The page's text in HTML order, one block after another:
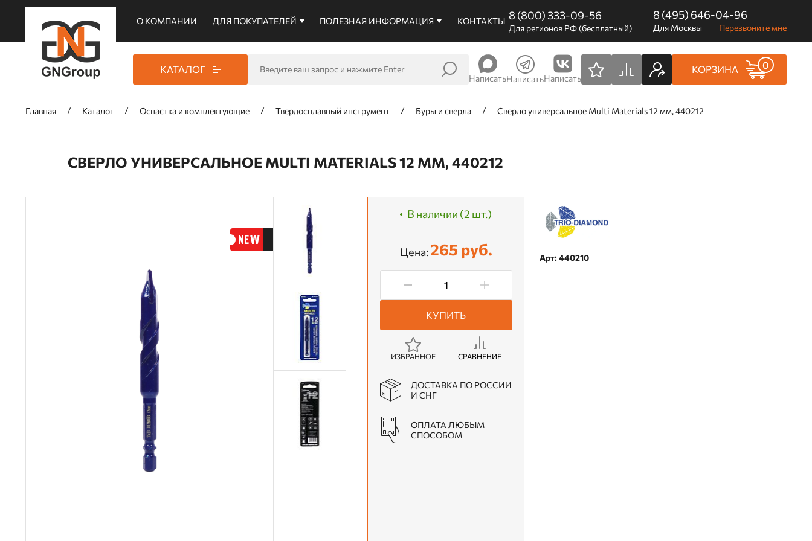
О КОМПАНИИ ДЛЯ ПОКУПАТЕЛЕЙ ПОЛЕЗНАЯ ИНФОРМАЦИЯ КОНТАКТЫ 8 (800) 333-09-56
Для регионов РФ (бесплатный)
8 (495) 646-04-96
Для Москвы Перезвоните мне
КАТАЛОГ
НаписатьНаписатьНаписать
КОРЗИНА 0
Главная Каталог Оснастка и комплектующие Твердосплавный инструмент Буры и сверла Сверло универсальное Multi Materials 12 мм, 440212
СВЕРЛО УНИВЕРСАЛЬНОЕ MULTI MATERIALS 12 ММ, 440212
Арт: 440210
В наличии (2 шт.)
Цена:265 руб.
КУПИТЬ
ИЗБРАННОЕ СРАВНЕНИЕ
ДОСТАВКА ПО РОССИИ
И СНГ
ОПЛАТА ЛЮБЫМ
СПОСОБОМ